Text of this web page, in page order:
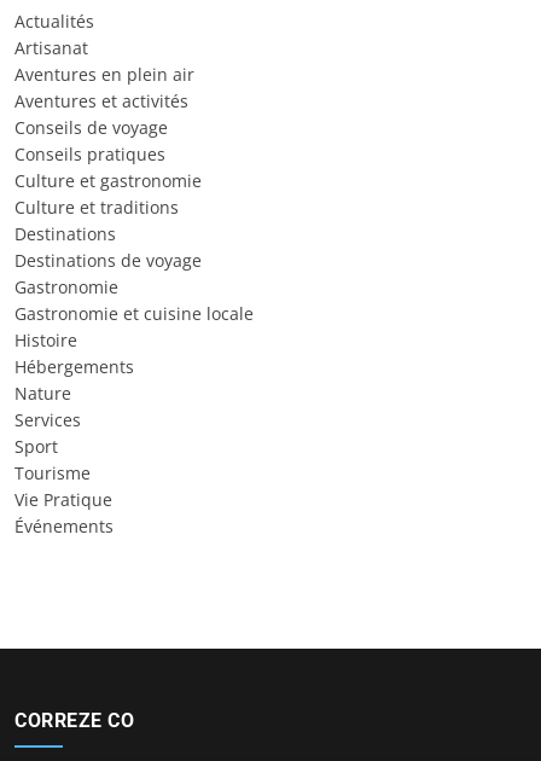
Actualités
Artisanat
Aventures en plein air
Aventures et activités
Conseils de voyage
Conseils pratiques
Culture et gastronomie
Culture et traditions
Destinations
Destinations de voyage
Gastronomie
Gastronomie et cuisine locale
Histoire
Hébergements
Nature
Services
Sport
Tourisme
Vie Pratique
Événements
CORREZE CO